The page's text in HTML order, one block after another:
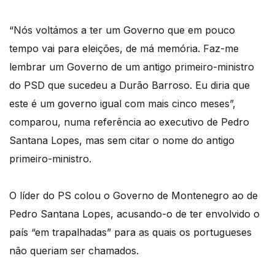
“Nós voltámos a ter um Governo que em pouco
tempo vai para eleições, de má memória. Faz-me
lembrar um Governo de um antigo primeiro-ministro
do PSD que sucedeu a Durão Barroso. Eu diria que
este é um governo igual com mais cinco meses”,
comparou, numa referência ao executivo de Pedro
Santana Lopes, mas sem citar o nome do antigo
primeiro-ministro.
O líder do PS colou o Governo de Montenegro ao de
Pedro Santana Lopes, acusando-o de ter envolvido o
país “em trapalhadas” para as quais os portugueses
não queriam ser chamados.